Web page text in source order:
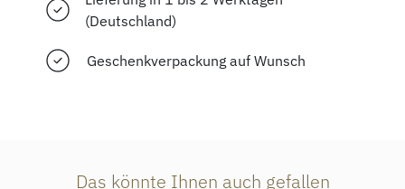
(Deutschland)
Geschenkverpackung auf Wunsch
Das könnte Ihnen auch gefallen